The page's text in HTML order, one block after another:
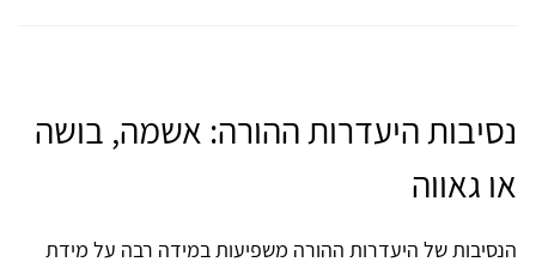
נסיבות היעדרות ההורה: אשמה, בושה
או גאווה
הנסיבות של היעדרות ההורה משפיעות במידה רבה על מידת